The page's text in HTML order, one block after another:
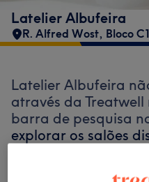
Latelier Albufeira
R. Alfred Wost, Bloco C1
Latelier Albufeira
através da
barra de pesquisa
explorar os salões
avaliados prontos